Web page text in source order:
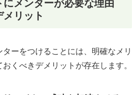
にメンターが必要な理由
メリット
ーをつけることには、明確なメリ
くべきデメリットが存在します。